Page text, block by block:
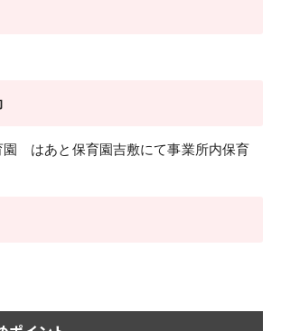
園 はあと保育園吉敷にて事業所内保育